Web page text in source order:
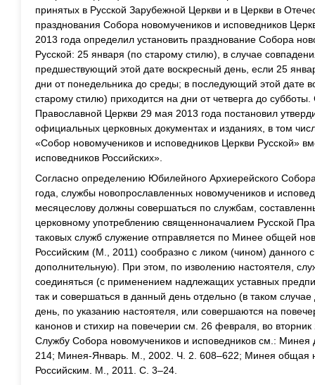
принятых в Русской Зарубежной Церкви и в Церкви в
празднования Собора новомучеников и исповедников
2013 года определил установить празднование Собора
Русской: 25 января (по старому стилю), в случае
предшествующий этой дате воскресный день, если 25
дни от понедельника до среды; в последующий этой дате
старому стилю) приходится на дни от четверга до
Православной Церкви 29 мая 2013 года постановил
официальных церковных документах и изданиях, в том
«Собор новомучеников и исповедников Церкви Русской»
исповедников Российских».
Согласно определению Юбилейного Архиерейского
года, службы новопрославленных новомучеников и
месяцеслову должны совершаться по службам,
церковному употреблению священноначалием Русской
таковых служб служение отправляется по Минее общей
Российским (М., 2011) сообразно с ликом (чином) данного
дополнительную). При этом, по изволению настоятеля,
соединяться (с применением надлежащих уставных
так и совершаться в данный день отдельно (в таком
день, по указанию настоятеля, или совершаются на
канонов и стихир на повечерии см. 26 февраля, во
Службу Собора новомучеников и исповедников см.:
214; Минея-Январь. М., 2002. Ч. 2. 608–622; Минея общая
Российским. М., 2011. С. 3–24.